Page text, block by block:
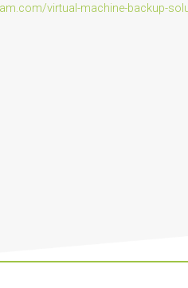
virtual-machine-backup-